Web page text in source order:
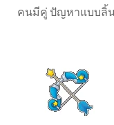
คนมีคู่ ปัญหาแบบลิ้